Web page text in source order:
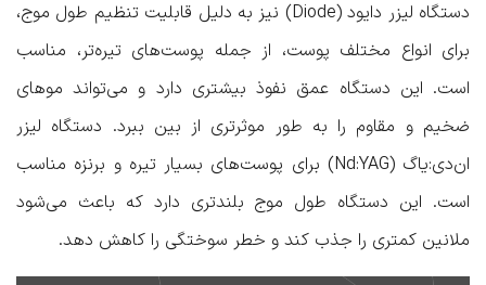
دستگاه لیزر دایود (Diode) نیز به دلیل قابلیت تنظیم طول موج،
برای انواع مختلف پوست، از جمله پوست‌های تیره‌تر، مناسب
است. این دستگاه عمق نفوذ بیشتری دارد و می‌تواند موهای
ضخیم و مقاوم را به طور موثرتری از بین ببرد. دستگاه لیزر
ان‌دی:یاگ (Nd:YAG) برای پوست‌های بسیار تیره و برنزه مناسب
است. این دستگاه طول موج بلندتری دارد که باعث می‌شود
ملانین کمتری را جذب کند و خطر سوختگی را کاهش دهد.